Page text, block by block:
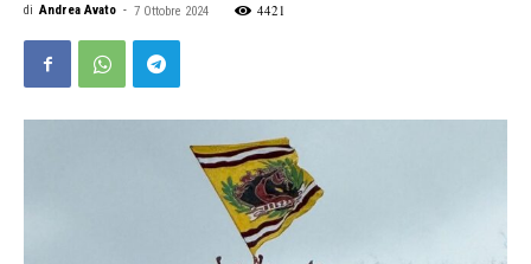
di Andrea Avato - 7 Ottobre 2024 4421